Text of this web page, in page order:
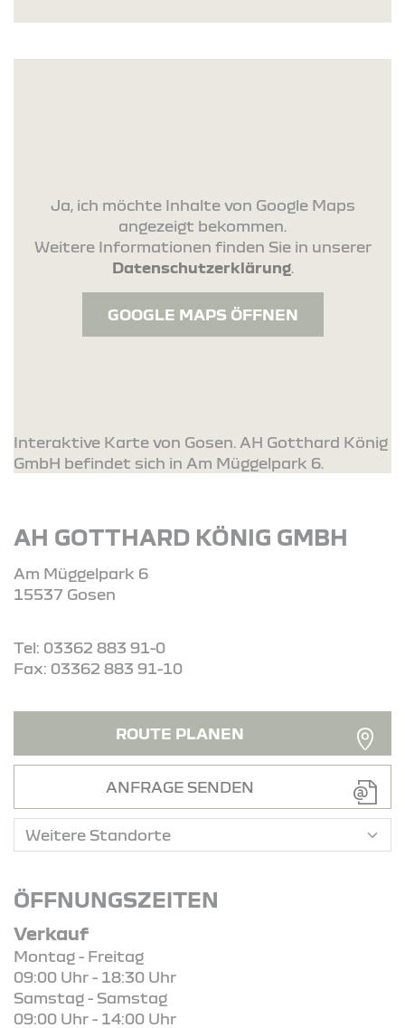
Ja, ich möchte Inhalte von Google Maps
angezeigt bekommen.
Weitere Informationen finden Sie in unserer
Datenschutzerklärung.
GOOGLE MAPS ÖFFNEN
Interaktive Karte von Gosen. AH Gotthard König
GmbH befindet sich in Am Müggelpark 6.
AH GOTTHARD KÖNIG GMBH
Am Müggelpark 6
15537 Gosen
Tel: 03362 883 91-0
Fax: 03362 883 91-10
ROUTE PLANEN
ANFRAGE SENDEN
ÖFFNUNGSZEITEN
Verkauf
Montag - Freitag
09:00 Uhr - 18:30 Uhr
Samstag - Samstag
09:00 Uhr - 14:00 Uhr